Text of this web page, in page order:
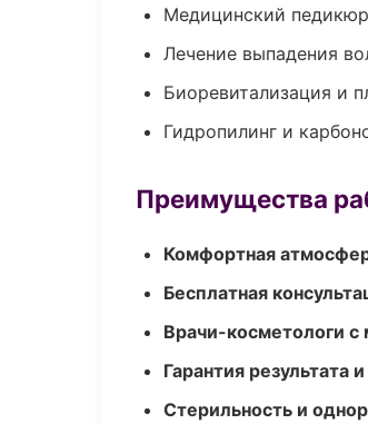
Медицинский
Лечение выпадения
Биоревитализация и
Гидропилинг и
Преимущества
Комфортная
Бесплатная
Врачи-косметологи
Гарантия
Стерильность и